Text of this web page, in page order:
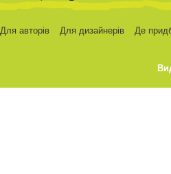
Для авторів Для дизайнерів Де